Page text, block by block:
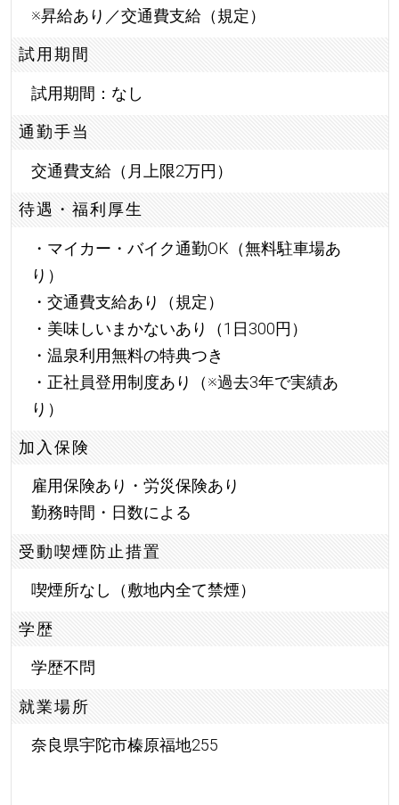
※昇給あり／交通費支給（規定）
試用期間
試用期間：なし
通勤手当
交通費支給（月上限2万円）
待遇・福利厚生
・マイカー・バイク通勤OK（無料駐車場あ
り）
・交通費支給あり（規定）
・美味しいまかないあり（1日300円）
・温泉利用無料の特典つき
・正社員登用制度あり（※過去3年で実績あ
り）
加入保険
雇用保険あり・労災保険あり
勤務時間・日数による
受動喫煙防止措置
喫煙所なし（敷地内全て禁煙）
学歴
学歴不問
就業場所
奈良県宇陀市榛原福地255